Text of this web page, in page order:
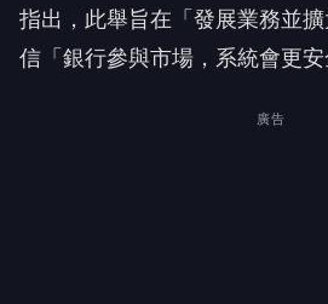
指出，此舉旨在「發展業務並
信「銀行參與市場，系統會更安
廣告